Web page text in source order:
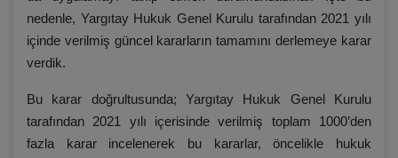
nedenle, Yargıtay Hukuk Genel Kurulu tarafından 2021 yılı
içinde verilmiş güncel kararların tamamını derlemeye karar
verdik.
Bu karar doğrultusunda; Yargıtay Hukuk Genel Kurulu
tarafından 2021 yılı içerisinde verilmiş toplam 1000’den
fazla karar incelenerek bu kararlar, öncelikle hukuk